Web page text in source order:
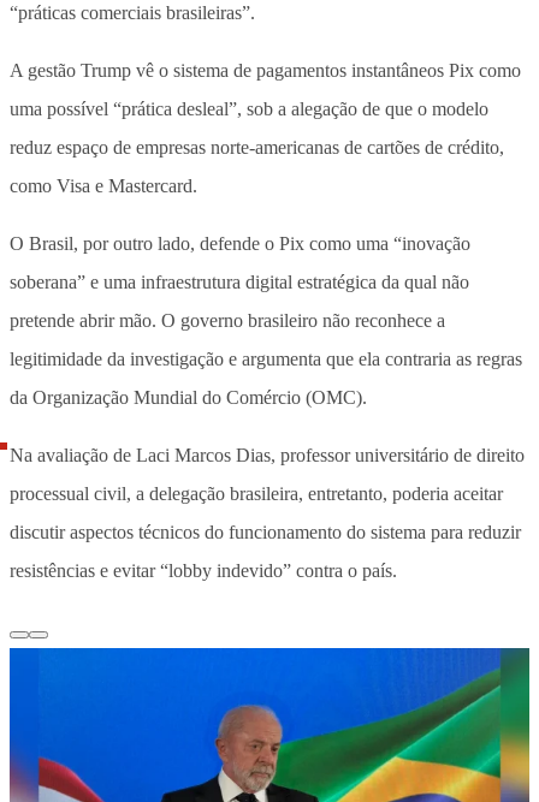
“práticas comerciais brasileiras”.
A gestão Trump vê o sistema de pagamentos instantâneos Pix como
uma possível “prática desleal”, sob a alegação de que o modelo
reduz espaço de empresas norte-americanas de cartões de crédito,
como Visa e Mastercard.
O Brasil, por outro lado, defende o Pix como uma “inovação
soberana” e uma infraestrutura digital estratégica da qual não
pretende abrir mão. O governo brasileiro não reconhece a
legitimidade da investigação e argumenta que ela contraria as regras
da Organização Mundial do Comércio (OMC).
Na avaliação de Laci Marcos Dias, professor universitário de direito
processual civil, a delegação brasileira, entretanto, poderia aceitar
discutir aspectos técnicos do funcionamento do sistema para reduzir
resistências e evitar “lobby indevido” contra o país.